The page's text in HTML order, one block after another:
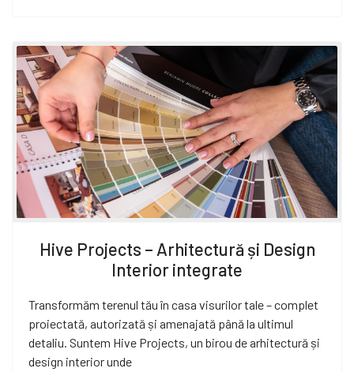
Hive Projects – Arhitectură și Design
Interior integrate
Transformăm terenul tău în casa visurilor tale – complet
proiectată, autorizată și amenajată până la ultimul
detaliu. Suntem Hive Projects, un birou de arhitectură și
design interior unde